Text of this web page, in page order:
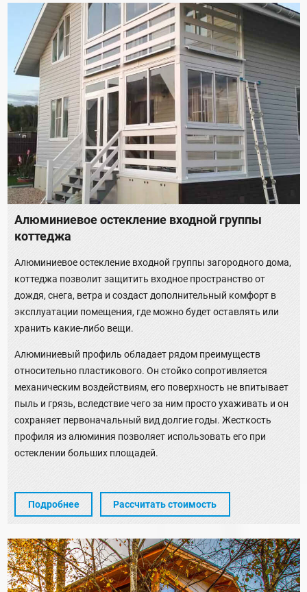
Алюминиевое остекление входной группы
коттеджа
Алюминиевое остекление входной группы загородного дома,
коттеджа позволит защитить входное пространство от
дождя, снега, ветра и создаст дополнительный комфорт в
эксплуатации помещения, где можно будет оставлять или
хранить какие-либо вещи.
Алюминиевый профиль обладает рядом преимуществ
относительно пластикового. Он стойко сопротивляется
механическим воздействиям, его поверхность не впитывает
пыль и грязь, вследствие чего за ним просто ухаживать и он
сохраняет первоначальный вид долгие годы. Жесткость
профиля из алюминия позволяет использовать его при
остеклении больших площадей.
Подробнее Рассчитать стоимость